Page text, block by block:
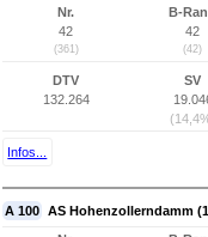
Nr.
42
(361)
B-
42
(42)
DTV
132.264
SV
Infos...
A 100 AS Hohenzollerndamm